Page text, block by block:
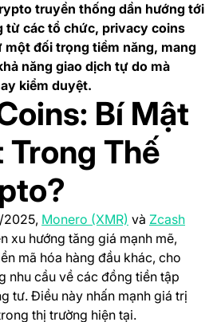
truyền thống dần hướng tới
từ các tổ chức, privacy coins
một đối trọng tiềm năng, mang
năng giao dịch tự do mà
kiểm duyệt.
Bí Mật
Trong Thế
2025, Monero (XMR) (opens in a
và Zcash
tab)
xu hướng tăng giá mạnh mẽ,
mã hóa hàng đầu khác, cho
nhu cầu về các đồng tiền tập
tư. Điều này nhấn mạnh giá trị
thị trường hiện tại.